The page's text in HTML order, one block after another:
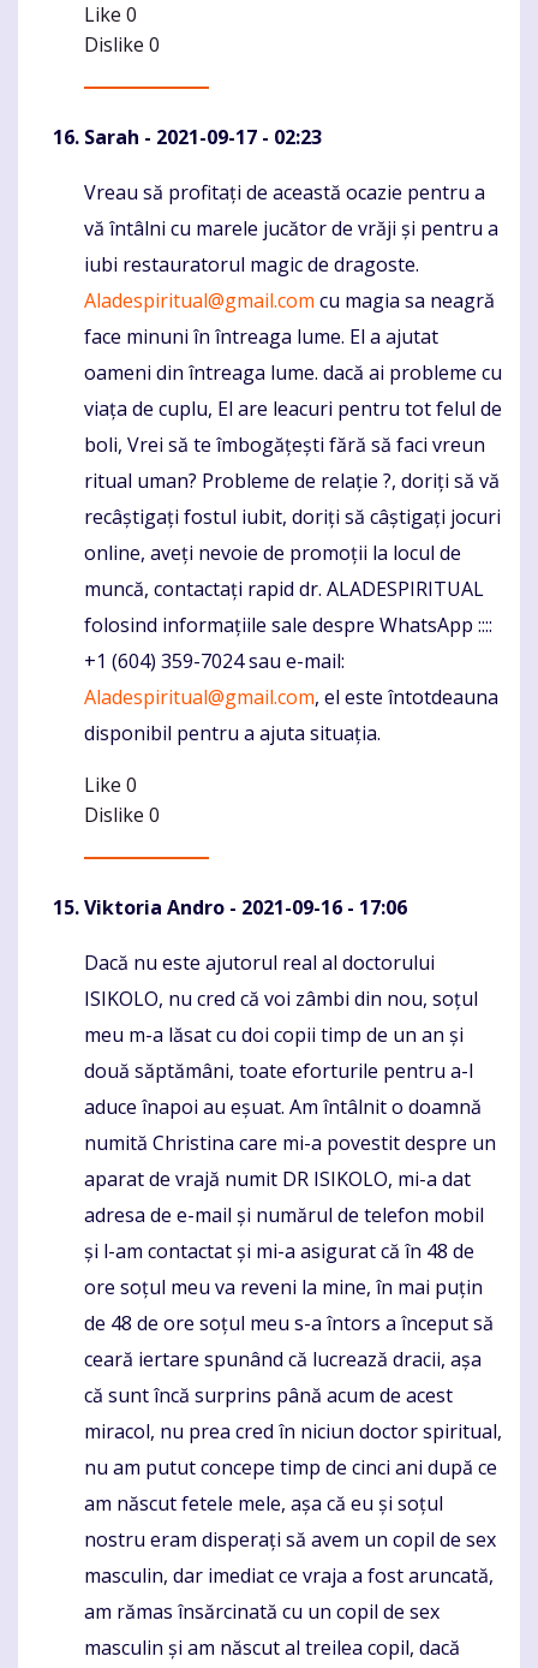
Like 0
Dislike 0
Sarah - 2021-09-17 - 02:23
Komentaras
Vreau să profitați de această ocazie pentru a
vă întâlni cu marele jucător de vrăji și pentru a
iubi restauratorul magic de dragoste.
Aladespiritual@gmail.com cu magia sa neagră
face minuni în întreaga lume. El a ajutat
oameni din întreaga lume. dacă ai probleme cu
viața de cuplu, El are leacuri pentru tot felul de
boli, Vrei să te îmbogățești fără să faci vreun
ritual uman? Probleme de relație ?, doriți să vă
recâștigați fostul iubit, doriți să câștigați jocuri
online, aveți nevoie de promoții la locul de
muncă, contactați rapid dr. ALADESPIRITUAL
folosind informațiile sale despre WhatsApp ::::
+1 (604) 359-7024 sau e-mail:
Aladespiritual@gmail.com, el este întotdeauna
disponibil pentru a ajuta situația.
Like 0
Dislike 0
Viktoria Andro - 2021-09-16 - 17:06
Komentaras
Dacă nu este ajutorul real al doctorului
ISIKOLO, nu cred că voi zâmbi din nou, soțul
meu m-a lăsat cu doi copii timp de un an și
două săptămâni, toate eforturile pentru a-l
aduce înapoi au eșuat. Am întâlnit o doamnă
numită Christina care mi-a povestit despre un
aparat de vrajă numit DR ISIKOLO, mi-a dat
adresa de e-mail și numărul de telefon mobil
și l-am contactat și mi-a asigurat că în 48 de
ore soțul meu va reveni la mine, în mai puțin
de 48 de ore soțul meu s-a întors a început să
ceară iertare spunând că lucrează dracii, așa
că sunt încă surprins până acum de acest
miracol, nu prea cred în niciun doctor spiritual,
nu am putut concepe timp de cinci ani după ce
am născut fetele mele, așa că eu și soțul
nostru eram disperați să avem un copil de sex
masculin, dar imediat ce vraja a fost aruncată,
am rămas însărcinată cu un copil de sex
masculin și am născut al treilea copil, dacă